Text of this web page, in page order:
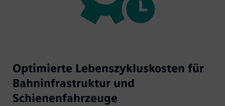
Optimierte Lebenszykluskosten für
Bahninfrastruktur und
Schienenfahrzeuge